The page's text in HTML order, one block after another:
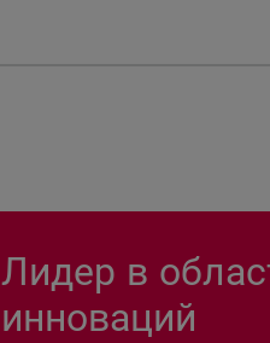
Лидер в
инноваций